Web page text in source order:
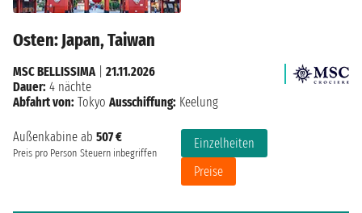
Osten: Japan, Taiwan
Außenkabine ab 507 €
Preis pro Person Steuern inbegriffen
Einzelheiten
Preise
MSC BELLISSIMA| 21.11.2026
Dauer: 4 nächte
Abfahrt von: Tokyo Ausschiffung: Keelung